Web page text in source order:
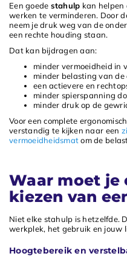
Een goede stahulp kan
werken te verminderen. Door
neem je druk weg van de
een rechte houding staan.
Dat kan bijdragen aan:
minder vermoeidheid in
minder belasting van
een actievere en
minder spierspanning
minder druk op de
Voor een complete
verstandig te kijken naar een
vermoeidheidsmatom de
Waar moet
kiezen van
Niet elke stahulp is hetzelfde.
werkplek, het gebruik en jouw
Hoogtebereik en